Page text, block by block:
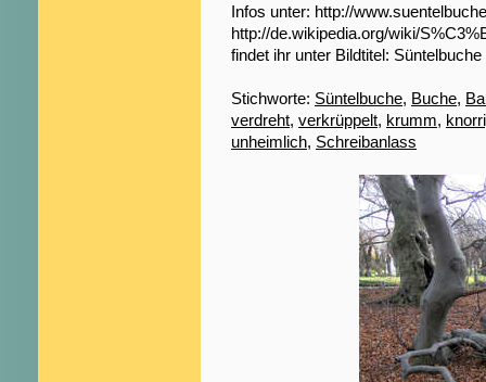
Infos unter: http://
http://de.wikipedia.org/wiki/
findet ihr unter Bildtitel: Süntelbuche
Stichworte: Süntelbuche, Buche,
verdreht, verkrüppelt, krumm,
unheimlich, Schreibanlass